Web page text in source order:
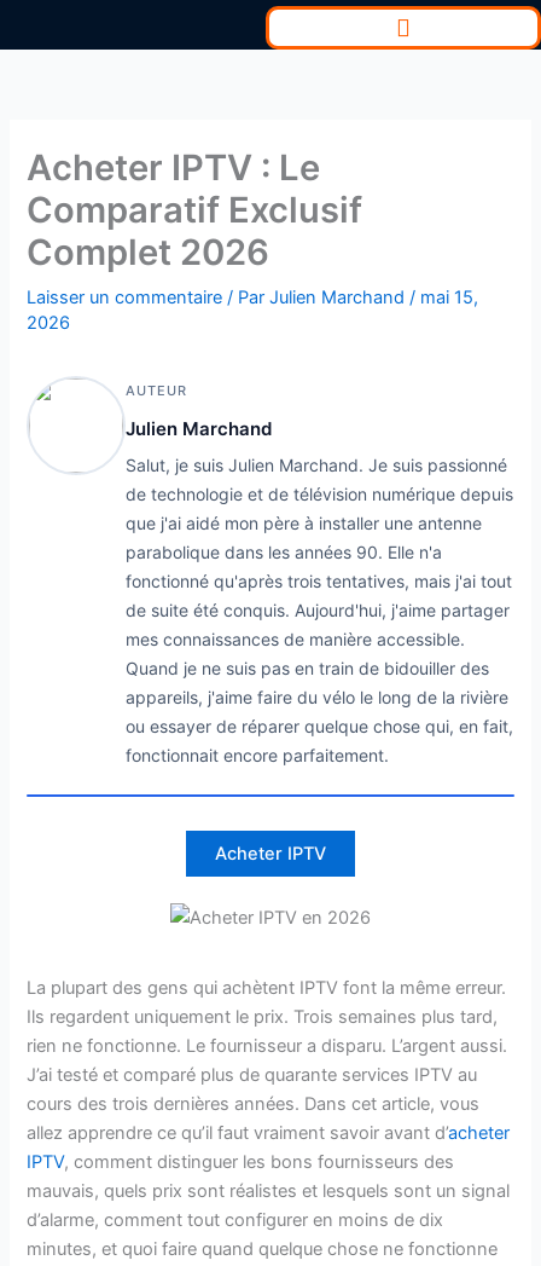
Acheter IPTV : Le
Comparatif Exclusif
Complet 2026
Laisser un commentaire / ParJulien Marchand/ mai 15,
2026
AUTEUR
Julien Marchand
Salut, je suis Julien Marchand. Je suis passionné
de technologie et de télévision numérique depuis
que j'ai aidé mon père à installer une antenne
parabolique dans les années 90. Elle n'a
fonctionné qu'après trois tentatives, mais j'ai tout
de suite été conquis. Aujourd'hui, j'aime partager
mes connaissances de manière accessible.
Quand je ne suis pas en train de bidouiller des
appareils, j'aime faire du vélo le long de la rivière
ou essayer de réparer quelque chose qui, en fait,
fonctionnait encore parfaitement.
Acheter IPTV
La plupart des gens qui achètent IPTV font la même erreur.
Ils regardent uniquement le prix. Trois semaines plus tard,
rien ne fonctionne. Le fournisseur a disparu. L’argent aussi.
J’ai testé et comparé plus de quarante services IPTV au
cours des trois dernières années. Dans cet article, vous
allez apprendre ce qu’il faut vraiment savoir avant d’acheter
IPTV, comment distinguer les bons fournisseurs des
mauvais, quels prix sont réalistes et lesquels sont un signal
d’alarme, comment tout configurer en moins de dix
minutes, et quoi faire quand quelque chose ne fonctionne